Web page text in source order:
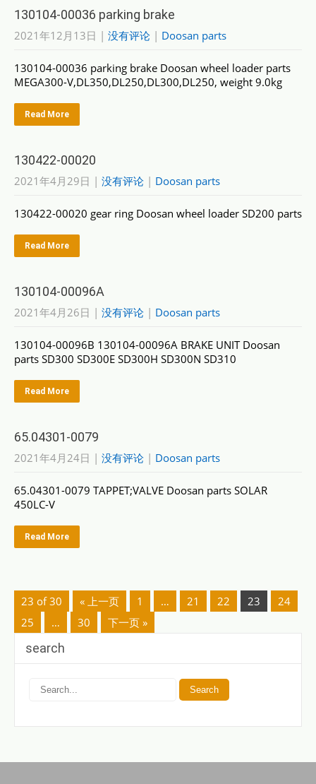
130104-00036 parking brake
2021年12月13日 | 没有评论 | Doosan parts
130104-00036 parking brake Doosan wheel loader parts
MEGA300-V,DL350,DL250,DL300,DL250, weight 9.0kg
Read More
130422-00020
2021年4月29日 | 没有评论 | Doosan parts
130422-00020 gear ring Doosan wheel loader SD200 parts
Read More
130104-00096A
2021年4月26日 | 没有评论 | Doosan parts
130104-00096B 130104-00096A BRAKE UNIT Doosan
parts SD300 SD300E SD300H SD300N SD310
Read More
65.04301-0079
2021年4月24日 | 没有评论 | Doosan parts
65.04301-0079 TAPPET;VALVE Doosan parts SOLAR
450LC-V
Read More
23 of 30 « 上一页 1 … 21 22 23
24
25
… 30 下一页 »
search